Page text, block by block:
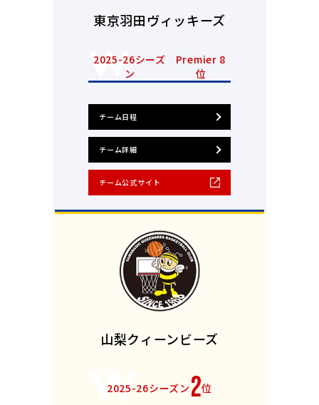
東京羽田ヴィッキーズ
2025-26シーズ
ン
Premier 8
位
チーム日程
チーム詳細
チーム公式サイト
山梨クィーンビーズ
2025-26シーズン 2位